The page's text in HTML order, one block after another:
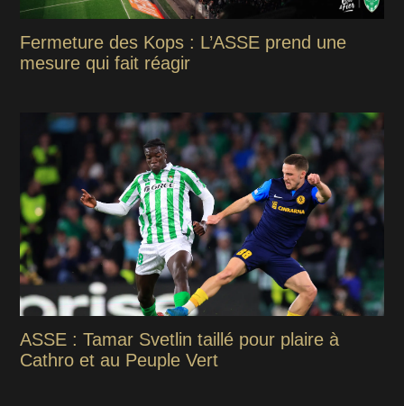
Fermeture des Kops : L’ASSE prend une
mesure qui fait réagir
ASSE : Tamar Svetlin taillé pour plaire à
Cathro et au Peuple Vert